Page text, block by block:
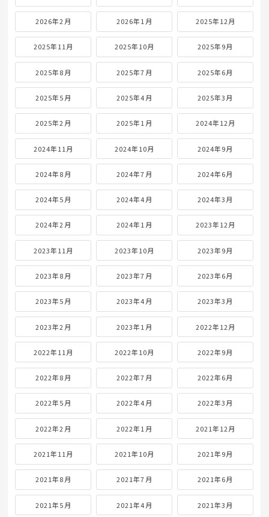
2026年2月 2026年1月 2025年12月
2025年11月 2025年10月 2025年9月
2025年8月 2025年7月 2025年6月
2025年5月 2025年4月 2025年3月
2025年2月 2025年1月 2024年12月
2024年11月 2024年10月 2024年9月
2024年8月 2024年7月 2024年6月
2024年5月 2024年4月 2024年3月
2024年2月 2024年1月 2023年12月
2023年11月 2023年10月 2023年9月
2023年8月 2023年7月 2023年6月
2023年5月 2023年4月 2023年3月
2023年2月 2023年1月 2022年12月
2022年11月 2022年10月 2022年9月
2022年8月 2022年7月 2022年6月
2022年5月 2022年4月 2022年3月
2022年2月 2022年1月 2021年12月
2021年11月 2021年10月 2021年9月
2021年8月 2021年7月 2021年6月
2021年5月 2021年4月 2021年3月